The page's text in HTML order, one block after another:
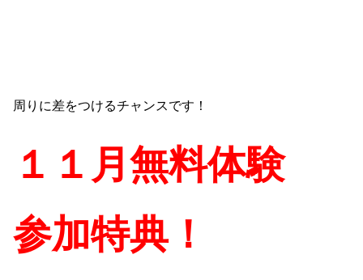
周りに差をつけるチャンスです！
１１月無料体験
参加特典！